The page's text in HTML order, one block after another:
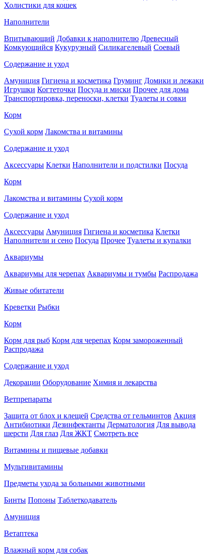
Холистики для кошек
Наполнители
Впитывающий Добавки к наполнителю Древесный
Комкующийся Кукурузный Силикагелевый Соевый
Содержание и уход
Амуниция Гигиена и косметика Груминг Домики и лежаки
Игрушки Когтеточки Посуда и миски Прочее для дома
Транспортировка, переноски, клетки Туалеты и совки
Корм
Сухой корм Лакомства и витамины
Содержание и уход
Аксессуары Клетки Наполнители и подстилки Посуда
Корм
Лакомства и витамины Сухой корм
Содержание и уход
Аксессуары Амуниция Гигиена и косметика Клетки
Наполнители и сено Посуда Прочее Туалеты и купалки
Аквариумы
Аквариумы для черепах Аквариумы и тумбы Распродажа
Живые обитатели
Креветки Рыбки
Корм
Корм для рыб Корм для черепах Корм замороженный
Распродажа
Содержание и уход
Декорации Оборудование Химия и лекарства
Ветпрепараты
Защита от блох и клещей Средства от гельминтов Акция
Антибиотики Дезинфектанты Дерматология Для вывода
шерсти Для глаз Для ЖКТ Смотреть все
Витамины и пищевые добавки
Мультивитамины
Предметы ухода за больными животными
Бинты Попоны Таблеткодаватель
Амуниция
Ветаптека
Влажный корм для собак